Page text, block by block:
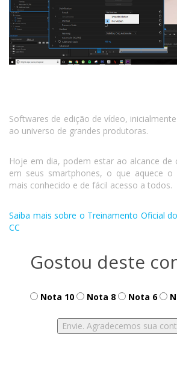
Softwares de edição de vídeo,
ao universo de grandes produtoras.
Hoje em dia, podem estar ao alcance de
em seus smartphones, o que aquece o
mais conhecido e de fácil acesso a todos.
Saiba mais sobre o Treinamento Oficial
CC
Gostou deste
Nota 10 Nota 8 Nota 6